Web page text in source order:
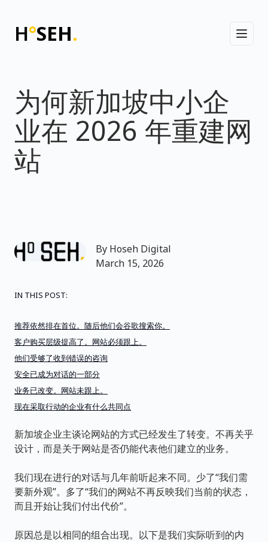
H°SEH.
为何新加坡中小企
业在 2026 年重建网
站
By Hoseh Digital
March 15, 2026
IN THIS POST:
推荐依然排在首位。随后他们会谷歌搜索你。
客户购买层级提高了。网站必须跟上。
他们受够了收到错误的咨询
安全已成为对话的一部分
业务已改变。网站未跟上。
现在采取行动的企业有什么共同点
新加坡企业主谈论网站的方式已经发生了转变。不再关乎
设计，而是关于网站是否仍能代表他们建立的业务。
我们现在进行的对话与几年前听起来不同。少了“我们需
要新外观”。多了“我们的网站不再反映我们当前的状态，
而且开始让我们付出代价”。
原因总是以相同的组合出现。以下是我们实际听到的内